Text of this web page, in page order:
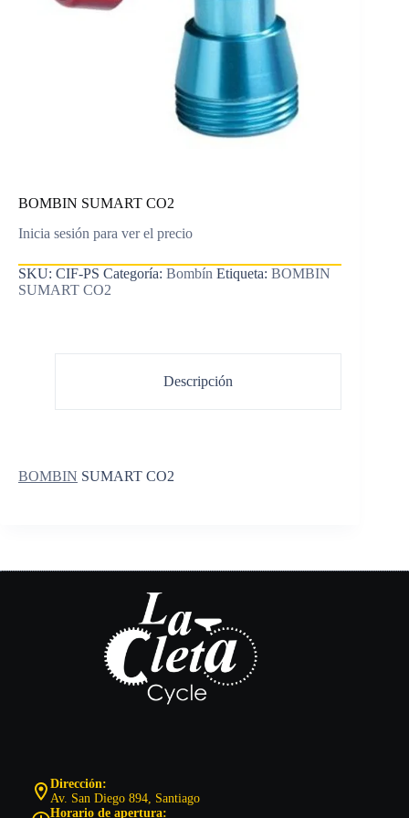
BOMBIN SUMART CO2
Inicia sesión para ver el precio
SKU: CIF-PS Categoría: Bombín Etiqueta: BOMBIN
SUMART CO2
Descripción
BOMBIN SUMART CO2
Dirección:
Av. San Diego 894, Santiago
Horario de apertura: